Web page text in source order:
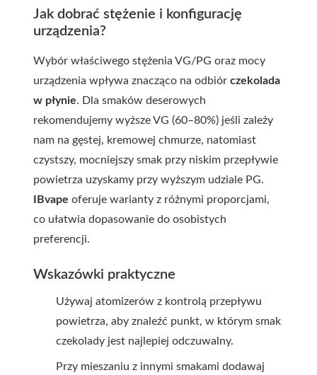
Jak dobrać stężenie i konfigurację
urządzenia?
Wybór właściwego stężenia VG/PG oraz mocy
urządzenia wpływa znacząco na odbiór czekolada
w płynie. Dla smaków deserowych
rekomendujemy wyższe VG (60–80%) jeśli zależy
nam na gęstej, kremowej chmurze, natomiast
czystszy, mocniejszy smak przy niskim przepływie
powietrza uzyskamy przy wyższym udziale PG.
IBvape oferuje warianty z różnymi proporcjami,
co ułatwia dopasowanie do osobistych
preferencji.
Wskazówki praktyczne
Używaj atomizerów z kontrolą przepływu
powietrza, aby znaleźć punkt, w którym smak
czekolady jest najlepiej odczuwalny.
Przy mieszaniu z innymi smakami dodawaj